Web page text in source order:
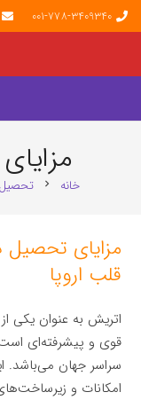
001-778-3409340
خانه chevron_right
مزایای تحصیل
قلب اروپا
اتریش به عنوان یکی
قوی و پیشرفته‌ای
سراسر جهان می‌باشد.
امکانات و